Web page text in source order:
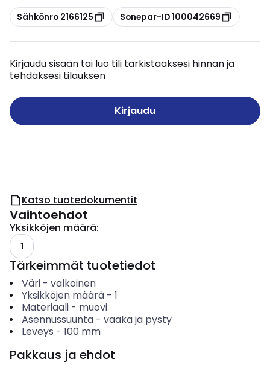
Kopioi
Sähkönro 2166125 Kopioi
Sonepar-ID 100042669
Kirjaudu sisään tai luo tili tarkistaaksesi hinnan ja
tehdäksesi tilauksen
Kirjaudu
Katso tuotedokumentit
Vaihtoehdot
Yksikköjen määrä:
1
Tärkeimmät tuotetiedot
Väri- valkoinen
Yksikköjen määrä- 1
Materiaali- muovi
Asennussuunta- vaaka ja pysty
Leveys - 100 mm
Pakkaus ja ehdot